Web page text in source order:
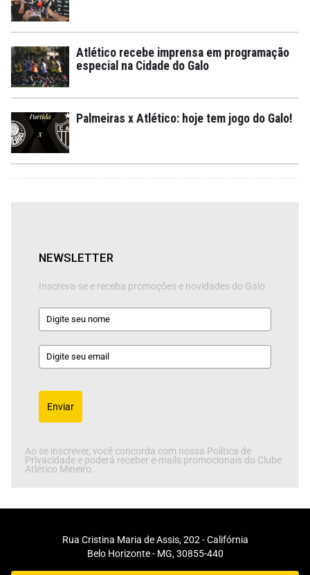
Atlético recebe imprensa em programação
especial na Cidade do Galo
Palmeiras x Atlético: hoje tem jogo do Galo!
NEWSLETTER
Inscreva-se e receba promoções e novidades do Galo
Enviar
Ao se inscrever, você concorda com nossa Política de
Privacidade e poderá receber e-mails promocionais do Clube
Atlético Mineiro.
Rua Cristina Maria de Assis, 202 - Califórnia
Belo Horizonte - MG, 30855-440